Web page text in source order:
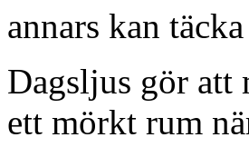
annars kan
Dagsljus gör att
ett mörkt rum